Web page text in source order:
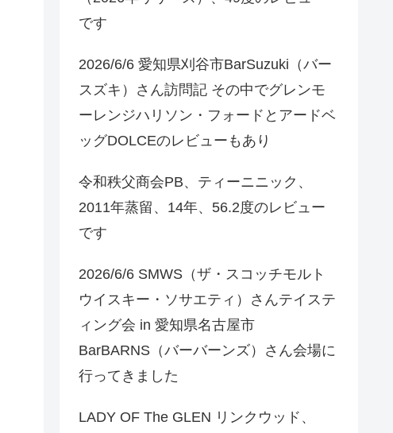
です
2026/6/6 愛知県刈谷市BarSuzuki（バー
スズキ）さん訪問記 その中でグレンモ
ーレンジハリソン・フォードとアードベ
ッグDOLCEのレビューもあり
令和秩父商会PB、ティーニニック、
2011年蒸留、14年、56.2度のレビュー
です
2026/6/6 SMWS（ザ・スコッチモルト
ウイスキー・ソサエティ）さんテイステ
ィング会 in 愛知県名古屋市
BarBARNS（バーバーンズ）さん会場に
行ってきました
LADY OF The GLEN リンクウッド、